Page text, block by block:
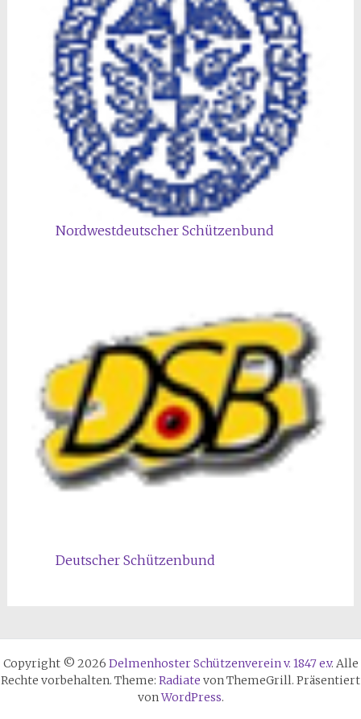
Nordwestdeutscher Schützenbund
Deutscher Schützenbund
Copyright © 2026 Delmenhoster Schützenverein v. 1847 e.v. Alle
Rechte vorbehalten. Theme: Radiate von ThemeGrill. Präsentiert
vonWordPress.